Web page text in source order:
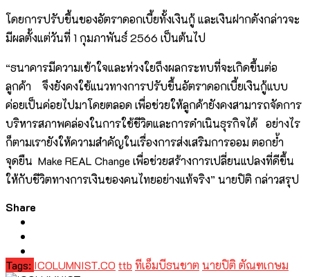
โดยการปรับขึ้นของอัตราดอกเบี้ยทั้งเงินกู้ และเงินฝากดังกล่าวจะ
มีผลตั้งแต่วันที่ 1 กุมภาพันธ์ 2566 เป็นต้นไป
“ธนาคารมีความเข้าใจและห่วงใยถึงผลกระทบที่จะเกิดขึ้นต่อ
ลูกค้า จึงยังคงใช้แนวทางการปรับขึ้นอัตราดอกเบี้ยเงินกู้แบบ
ค่อยเป็นค่อยไปมาโดยตลอด เพื่อช่วยให้ลูกค้ายังคงสามารถจัดการ
บริหารสภาพคล่องในการใช้ชีวิตและการดำเนินธุรกิจได้ อย่างไร
ก็ตามเรายังให้ความสำคัญในเรื่องการส่งเสริมการออม ตอกย้ำ
จุดยืน Make REAL Change เพื่อช่วยสร้างการเปลี่ยนแปลงที่ดีขึ้น
ให้กับชีวิตทางการเงินของคนไทยอย่างแท้จริง” นายปิติ กล่าวสรุป
Share
Tags: ICOLUMNIST.CO ttb ทีเอ็มบีธนชาต นายปิติ ตัณฑเกษม